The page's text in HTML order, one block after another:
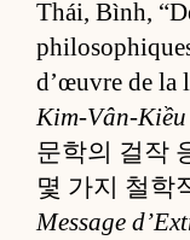
Thái, Bình,
d’œuvre de la
Kim-Vân-Kiều
문학의 걸작
몇 가지 철학
Message